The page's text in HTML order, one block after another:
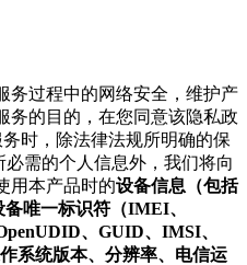
务过程中的网络安全，维护产
务的目的，在您同意该隐私政
时，除法律法规所明确的保
需的个人信息外，我们将向
用本产品时的设备信息（包括
唯一标识符（IMEI、
、GUID、IMSI、
系统版本、分辨率、电信运